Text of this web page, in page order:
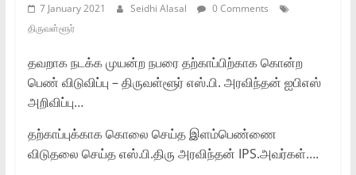
7 January 2021 Seidhi Alasal
0 Comments
திருவள்ளூர்
தவறாக நடக்க முயன்ற நபரை தற்காப்பிற்காக கொன்ற
பெண் விடுவிப்பு – திருவள்ளூர் எஸ்.பி. அரவிந்தன் ஐபிஎஸ்
அறிவிப்பு…
தற்காப்புக்காக கொலை செய்த இளம்பெண்ணை
விடுதலை செய்த எஸ்.பி.திரு அரவிந்தன் IPS.அவர்கள்….